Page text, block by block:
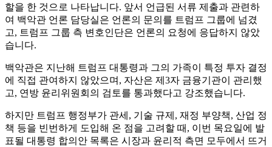
할을 한 것으로 나타납니다. 앞서 언급된 서류 제출과 관련하
여 백악관 언론 담당실은 언론의 문의를 트럼프 그룹에 넘겼
고, 트럼프 그룹 측 변호인단은 언론의 요청에 응답하지 않았
습니다.
백악관은 지난해 트럼프 대통령과 그의 가족이 특정 투자 결정
에 직접 관여하지 않았으며, 자산은 제3자 금융기관이 관리했
고, 연방 윤리위원회의 검토를 통과했다고 강조했습니다.
하지만 트럼프 행정부가 관세, 기술 규제, 재정 부양책, 산업 정
책 등을 빈번하게 도입해 온 점을 고려할 때, 이번 목요일에 발
표될 대통령 합의안 목록은 시장과 윤리적 측면 모두에서 뜨거